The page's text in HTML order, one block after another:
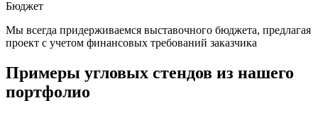
Бюджет
Мы всегда придерживаемся выставочного бюджета, предлагая
проект с учетом финансовых требований заказчика
Примеры угловых стендов из нашего
портфолио